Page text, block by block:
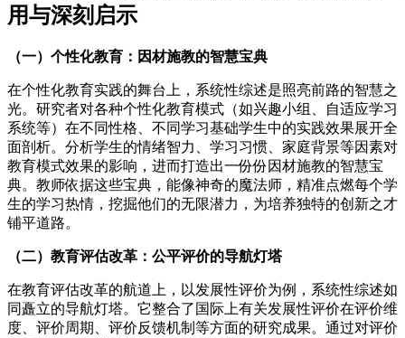
用与深刻启示
（一）个性化教育：因材施教的智慧宝典
在个性化教育实践的舞台上，系统性综述是照亮前路的智慧之
光。研究者对各种个性化教育模式（如兴趣小组、自适应学习
系统等）在不同性格、不同学习基础学生中的实践效果展开全
面剖析。分析学生的情绪智力、学习习惯、家庭背景等因素对
教育模式效果的影响，进而打造出一份份因材施教的智慧宝
典。教师依据这些宝典，能像神奇的魔法师，精准点燃每个学
生的学习热情，挖掘他们的无限潜力，为培养独特的创新之才
铺平道路。
（二）教育评估改革：公平评价的导航灯塔
在教育评估改革的航道上，以发展性评价为例，系统性综述如
同矗立的导航灯塔。它整合了国际上有关发展性评价在评价维
度、评价周期、评价反馈机制等方面的研究成果。通过对评价